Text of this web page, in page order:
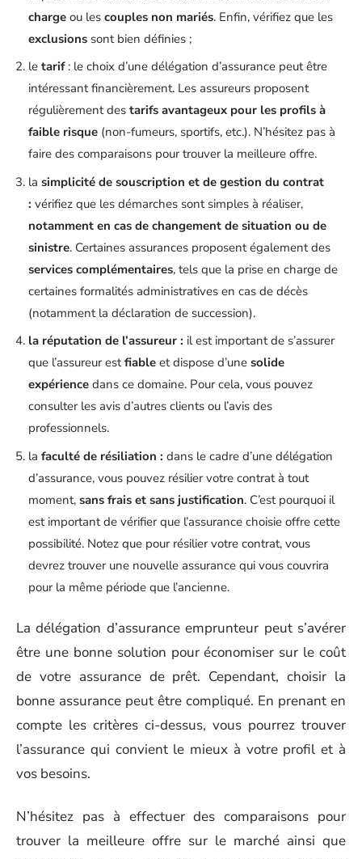
charge ou les couples non mariés. Enfin, vérifiez que les
exclusions sont bien définies ;
le tarif : le choix d’une délégation d’assurance peut être
intéressant financièrement. Les assureurs proposent
régulièrement des tarifs avantageux pour les profils à
faible risque (non-fumeurs, sportifs, etc.). N’hésitez pas à
faire des comparaisons pour trouver la meilleure offre.
la simplicité de souscription et de gestion du contrat
: vérifiez que les démarches sont simples à réaliser,
notamment en cas de changement de situation ou de
sinistre. Certaines assurances proposent également des
services complémentaires, tels que la prise en charge de
certaines formalités administratives en cas de décès
(notamment la déclaration de succession).
la réputation de l’assureur : il est important de s’assurer
que l’assureur estfiable et dispose d’une solide
expérience dans ce domaine. Pour cela, vous pouvez
consulter les avis d’autres clients ou l’avis des
professionnels.
la faculté de résiliation : dans le cadre d’une délégation
d’assurance, vous pouvez résilier votre contrat à tout
moment, sans frais et sans justification. C’est pourquoi il
est important de vérifier que l’assurance choisie offre cette
possibilité. Notez que pour résilier votre contrat, vous
devrez trouver une nouvelle assurance qui vous couvrira
pour la même période que l’ancienne.
La délégation d’assurance emprunteur peut s’avérer
être une bonne solution pour économiser sur le coût
de votre assurance de prêt. Cependant, choisir la
bonne assurance peut être compliqué. En prenant en
compte les critères ci-dessus, vous pourrez trouver
l’assurance qui convient le mieux à votre profil et à
vos besoins.
N’hésitez pas à effectuer des comparaisons pour
trouver la meilleure offre sur le marché ainsi que